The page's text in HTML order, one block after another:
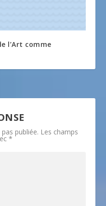
l’Art comme
publiée. Les champs
*